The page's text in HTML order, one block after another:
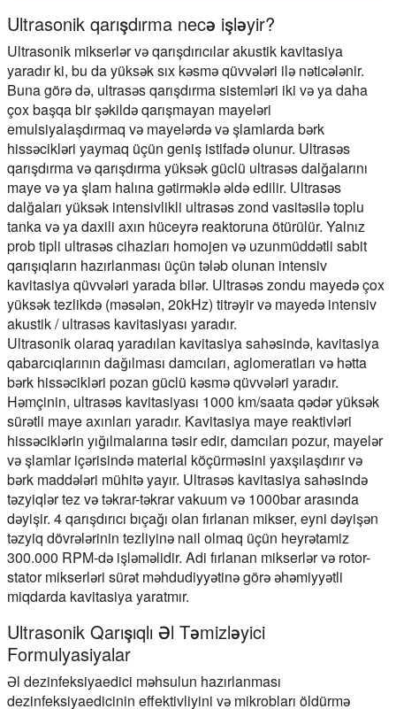
Ultrasonik qarışdırma necə işləyir?
Ultrasonik mikserlər və qarışdırıcılar akustik kavitasiya
yaradır ki, bu da yüksək sıx kəsmə qüvvələri ilə nəticələnir.
Buna görə də, ultrasəs qarışdırma sistemləri iki və ya daha
çox başqa bir şəkildə qarışmayan mayeləri
emulsiyalaşdırmaq və mayelərdə və şlamlarda bərk
hissəcikləri yaymaq üçün geniş istifadə olunur. Ultrasəs
qarışdırma və qarışdırma yüksək güclü ultrasəs dalğalarını
maye və ya şlam halına gətirməklə əldə edilir. Ultrasəs
dalğaları yüksək intensivlikli ultrasəs zond vasitəsilə toplu
tanka və ya daxili axın hüceyrə reaktoruna ötürülür. Yalnız
prob tipli ultrasəs cihazları homojen və uzunmüddətli sabit
qarışıqların hazırlanması üçün tələb olunan intensiv
kavitasiya qüvvələri yarada bilər. Ultrasəs zondu mayedə çox
yüksək tezlikdə (məsələn, 20kHz) titrəyir və mayedə intensiv
akustik / ultrasəs kavitasiyası yaradır.
Ultrasonik olaraq yaradılan kavitasiya sahəsində, kavitasiya
qabarcıqlarının dağılması damcıları, aglomeratları və hətta
bərk hissəcikləri pozan güclü kəsmə qüvvələri yaradır.
Həmçinin, ultrasəs kavitasiyası 1000 km/saata qədər yüksək
sürətli maye axınları yaradır. Kavitasiya maye reaktivləri
hissəciklərin yığılmalarına təsir edir, damcıları pozur, mayelər
və şlamlar içərisində material köçürməsini yaxşılaşdırır və
bərk maddələri mühitə yayır. Ultrasəs kavitasiya sahəsində
təzyiqlər tez və təkrar-təkrar vakuum və 1000bar arasında
dəyişir. 4 qarışdırıcı bıçağı olan fırlanan mikser, eyni dəyişən
təzyiq dövrələrinin tezliyinə nail olmaq üçün heyrətamiz
300.000 RPM-də işləməlidir. Adi fırlanan mikserlər və rotor-
stator mikserləri sürət məhdudiyyətinə görə əhəmiyyətli
miqdarda kavitasiya yaratmır.
Ultrasonik Qarışıqlı Əl Təmizləyici
Formulyasiyalar
Əl dezinfeksiyaedici məhsulun hazırlanması
dezinfeksiyaedicinin effektivliyini və mikrobları öldürmə